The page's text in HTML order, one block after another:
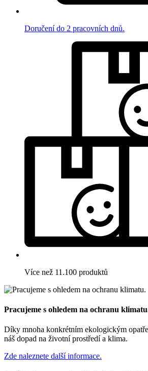
Doručení do 2 pracovních dnů.
Více než 11.100 produktů
Pracujeme s ohledem na ochranu
Díky mnoha konkrétním ekologickým
náš dopad na životní prostředí a klima.
Zde naleznete další informace.